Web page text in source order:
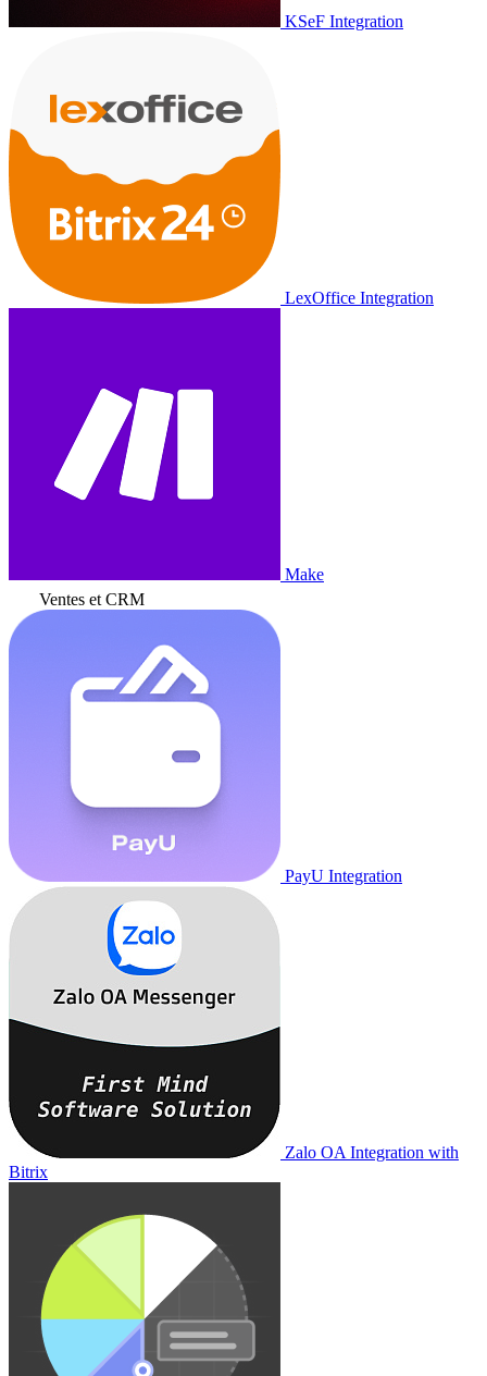
KSeF Integration
LexOffice Integration
Make
Ventes et CRM
PayU Integration
Zalo OA Integration with
Bitrix